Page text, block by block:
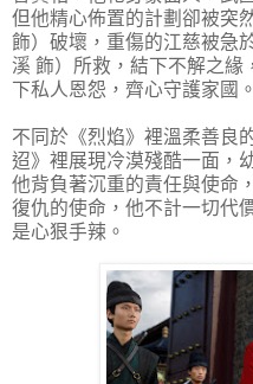
但他精心佈置的計劃卻被突
飾）破壞，重傷的江慈被急
溪 飾）所救，結下不解之緣
下私人恩怨，齊心守護家國。
不同於《烈焰》裡溫柔善良
迢》裡展現冷漠殘酷一面，
他背負著沉重的責任與使命
復仇的使命，他不計一切代
是心狠手辣。